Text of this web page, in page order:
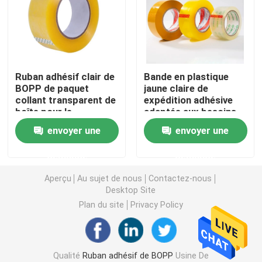
Ruban adhésif de PVC
Ruban adhésif de fibre de verre
Petit pain de film de bout droit
Ruban adhésif de emballage
Ruban adhésif de Polyimide
Ruban adhésif de mousse
Ruban adhésif clair de
BOPP de paquet
collant transparent de
boîte pour le
cachetage de carton
envoyer une
Bande en plastique
jaune claire de
expédition adhésive
adaptée aux besoins
du client d'emballage
de Bopp de bande
d'emballage
envoyer une
Aperçu Au sujet de nous
Contactez-nous
Desktop Site
Plan du site
Privacy Policy
Qualité Ruban adhésif de BOPP Usine De